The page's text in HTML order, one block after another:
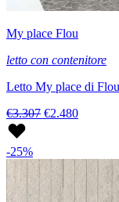
My place Flou
letto con contenitore
Letto My place di
€3.307 €2.480
-25%